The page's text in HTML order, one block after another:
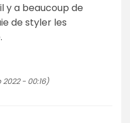
y a beaucoup de
de styler les
- 00:16)